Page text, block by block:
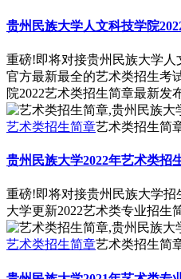
贵州民族大学人文科技学院
重磅!即将对接贵州民族大学人
官方最新最全的艺术类招生考
院2022艺术类招生简章最新发
艺术类招生简章艺术类招生简
贵州民族大学2022年艺术类招
重磅!即将对接贵州民族大学招
大学更新2022艺术类专业招生
艺术类招生简章艺术类招生简